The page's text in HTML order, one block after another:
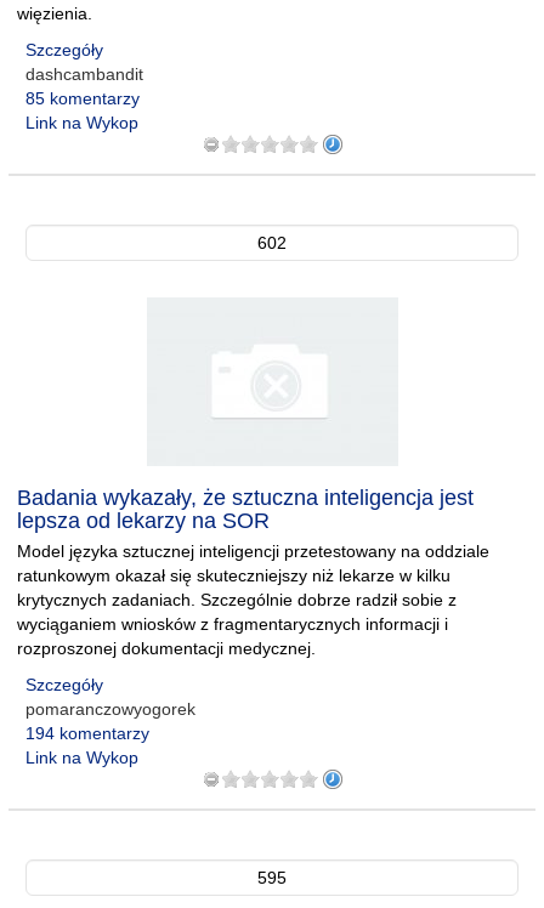
więzienia.
Szczegóły
dashcambandit
85 komentarzy
Link na Wykop
602
Badania wykazały, że sztuczna inteligencja jest
lepsza od lekarzy na SOR
Model języka sztucznej inteligencji przetestowany na oddziale
ratunkowym okazał się skuteczniejszy niż lekarze w kilku
krytycznych zadaniach. Szczególnie dobrze radził sobie z
wyciąganiem wniosków z fragmentarycznych informacji i
rozproszonej dokumentacji medycznej.
Szczegóły
pomaranczowyogorek
194 komentarzy
Link na Wykop
595